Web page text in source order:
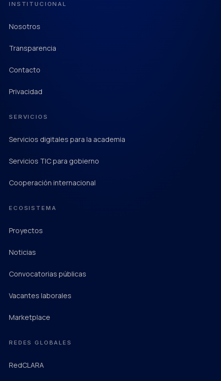
INSTITUCIONAL
Nosotros
Transparencia
Contacto
Privacidad
SERVICIOS
Servicios digitales para la academia
Servicios TIC para gobierno
Cooperación internacional
ECOSISTEMA
Proyectos
Noticias
Convocatorias públicas
Vacantes laborales
Marketplace
REDES GLOBALES
RedCLARA
(abre en una pestaña nueva)